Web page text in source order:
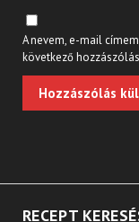
A nevem, e-mail
következő
RECEPT